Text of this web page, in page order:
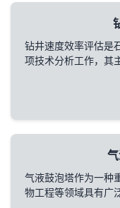
钻井速度效率评估是
项技术分析工作，其
气液鼓泡塔作为一种
物工程等领域具有广